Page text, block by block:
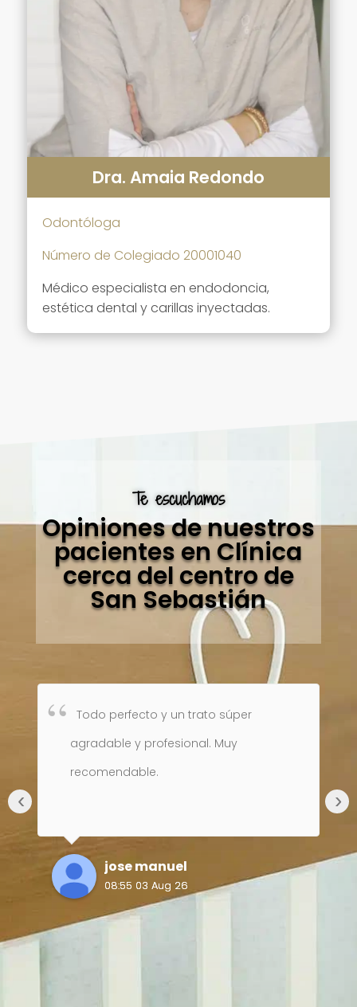
Dra. Amaia Redondo
Odontóloga
Número de Colegiado 20001040
Médico especialista en endodoncia,
estética dental y carillas inyectadas.
Te escuchamos
Opiniones de nuestros
pacientes en Clínica
cerca del centro de
San Sebastián
Todo perfecto y un trato súper
agradable y profesional. Muy
recomendable.
jose manuel
08:55 03 Aug 26
‹ ›